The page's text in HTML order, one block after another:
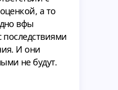
а то
вфы
последствиями
И они
не будут.